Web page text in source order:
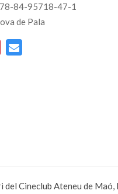
84-95718-47-1
de Pala
Cineclub Ateneu de